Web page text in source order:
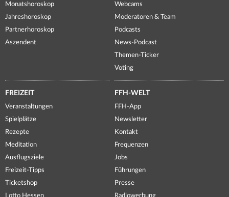
Monatshoroskop
Jahreshoroskop
Partnerhoroskop
Aszendent
Webcams
Moderatoren & Team
Podcasts
News-Podcast
Themen-Ticker
Voting
FREIZEIT
Veranstaltungen
Spielplätze
Rezepte
Meditation
Ausflugsziele
Freizeit-Tipps
Ticketshop
Lotto Hessen
FFH-WELT
FFH-App
Newsletter
Kontakt
Frequenzen
Jobs
Führungen
Presse
Radiowerbung